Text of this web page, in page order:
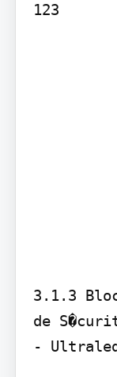
3.1.3
de
-